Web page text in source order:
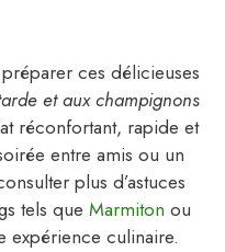
ces délicieuses
et aux champignons
réconfortant, rapide et
entre amis ou un
plus d’astuces
tels que Marmiton ou
expérience culinaire.